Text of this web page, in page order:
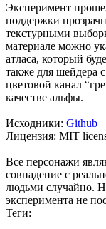
Эксперимент
поддержки
текстурными
материале можно
атласа, который
также для шейдера
цветовой канал
качестве альфы.
Исходники: Github
Лицензия: MIT
Все персонажи
совпадение с
людьми случайно.
эксперимента не
Теги: